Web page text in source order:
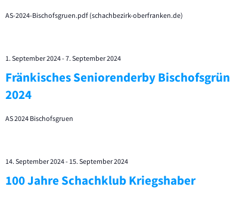
AS-2024-Bischofsgruen.pdf (schachbezirk-oberfranken.de)
Fränkisches Seniorenderby Bischofsgrün
2024
1. September 2024- 7. September 2024
AS 2024 Bischofsgruen
100 Jahre Schachklub Kriegshaber
14. September 2024- 15. September 2024